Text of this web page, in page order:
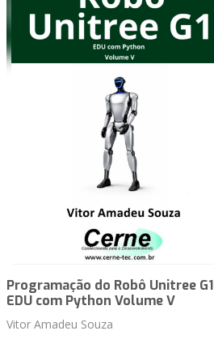
Programação do Robô Unitree G1
EDU com Python Volume V
Vitor Amadeu Souza